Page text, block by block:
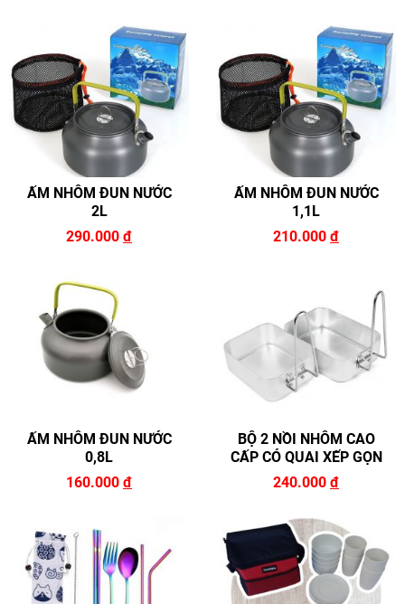
ẤM NHÔM ĐUN NƯỚC
2L
290.000 đ
ẤM NHÔM ĐUN NƯỚC
1,1L
210.000 đ
ẤM NHÔM ĐUN NƯỚC
0,8L
160.000 đ
BỘ 2 NỒI NHÔM CAO
CẤP CÓ QUAI XẾP GỌN
240.000 đ